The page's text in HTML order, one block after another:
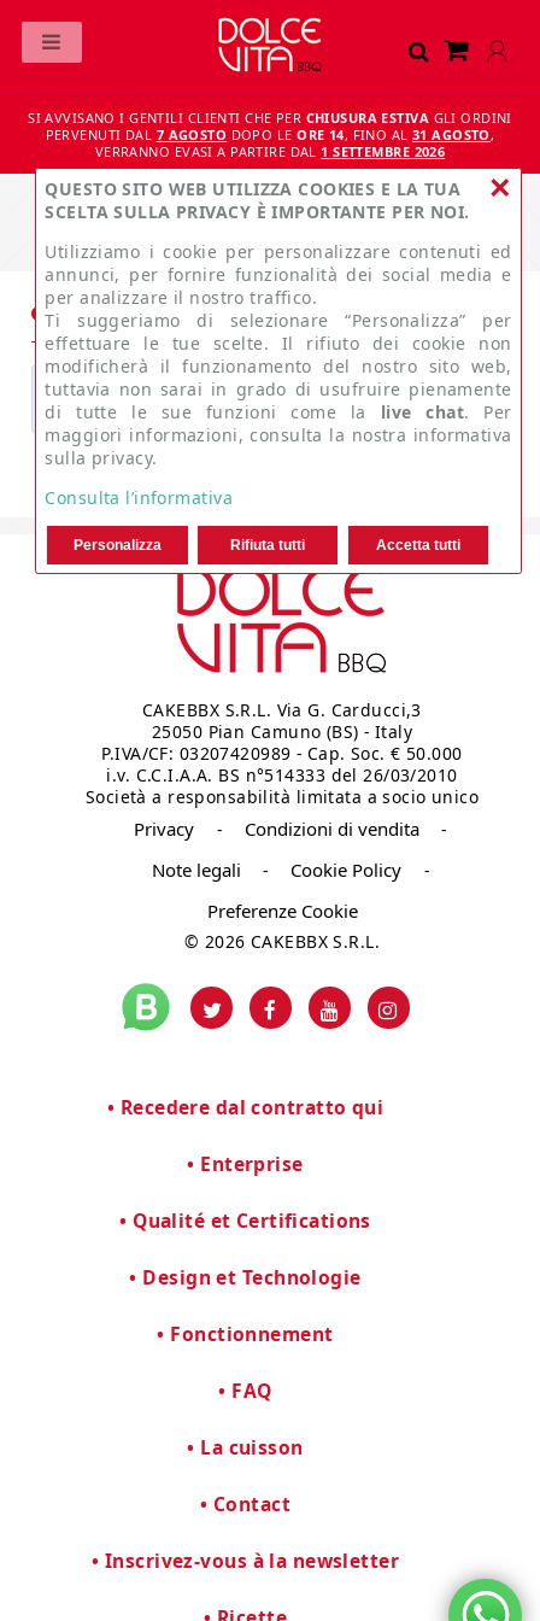
SI AVVISANO I GENTILI CLIENTI CHE PER CHIUSURA ESTIVA GLI ORDINI
PERVENUTI DAL 7 AGOSTO DOPO LEORE 14, FINO AL31 AGOSTO,
VERRANNO EVASI A PARTIRE DAL1 SETTEMBRE 2026
Home ACCESSOIRES Pince
Product not available
CAKEBBX S.R.L. Via G. Carducci,3
25050 Pian Camuno (BS) - Italy
P.IVA/CF: 03207420989 - Cap. Soc. € 50.000
i.v. C.C.I.A.A. BS n°514333 del 26/03/2010
Società a responsabilità limitata a socio unico
Privacy - Condizioni di vendita -
Note legali - Cookie Policy -
Preferenze Cookie
© 2026 CAKEBBX S.R.L.
Recedere dal contratto qui
Enterprise
Qualité et Certifications
Design et Technologie
Fonctionnement
FAQ
La cuisson
Contact
Inscrivez-vous à la newsletter
×
QUESTO SITO WEB UTILIZZA COOKIES E LA TUA
SCELTA SULLA PRIVACY È IMPORTANTE PER NOI.
Utilizziamo i cookie per personalizzare contenuti ed
annunci, per fornire funzionalità dei social media e
per analizzare il nostro traffico.
Ti suggeriamo di selezionare “Personalizza” per
effettuare le tue scelte. Il rifiuto dei cookie non
modificherà il funzionamento del nostro sito web,
tuttavia non sarai in grado di usufruire pienamente
di tutte le sue funzioni come la live chat. Per
maggiori informazioni, consulta la nostra informativa
sulla privacy.
Consulta l’informativa
Personalizza Rifiuta tutti Accetta tutti